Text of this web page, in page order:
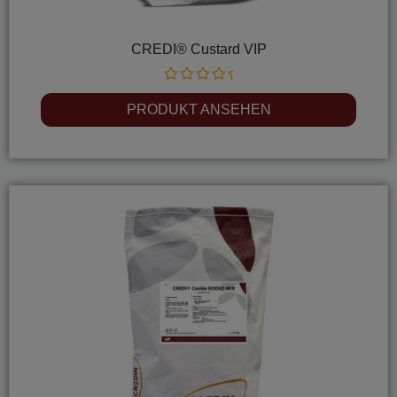
CREDI® Custard VIP
Rated
0
out
of
PRODUKT ANSEHEN